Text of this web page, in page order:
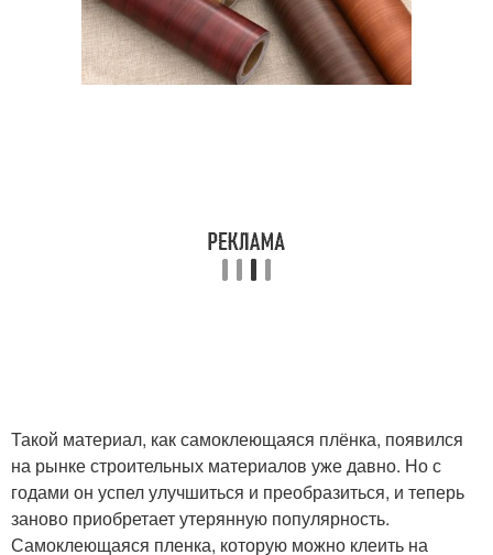
Такой материал, как самоклеющаяся плёнка, появился
на рынке строительных материалов уже давно. Но с
годами он успел улучшиться и преобразиться, и теперь
заново приобретает утерянную популярность.
Самоклеющаяся пленка, которую можно клеить на